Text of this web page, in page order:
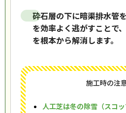
砕石層の下に暗渠排水管
を効率よく逃がすことで
を根本から解消します。
施工時の注
人工芝は冬の除雪（スコ